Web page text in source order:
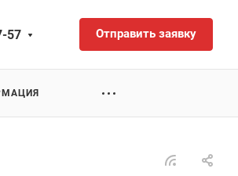
57 Отправить заявку